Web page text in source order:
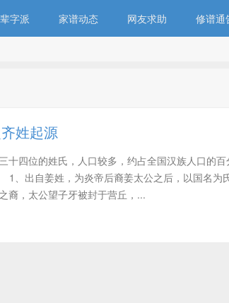
字派 家谱动态 网友求助 修谱通
姓起源
十四位的姓氏，人口较多，约占全国汉族人口
、出自姜姓，为炎帝后裔姜太公之后，以国名
裔，太公望子牙被封于营丘，...